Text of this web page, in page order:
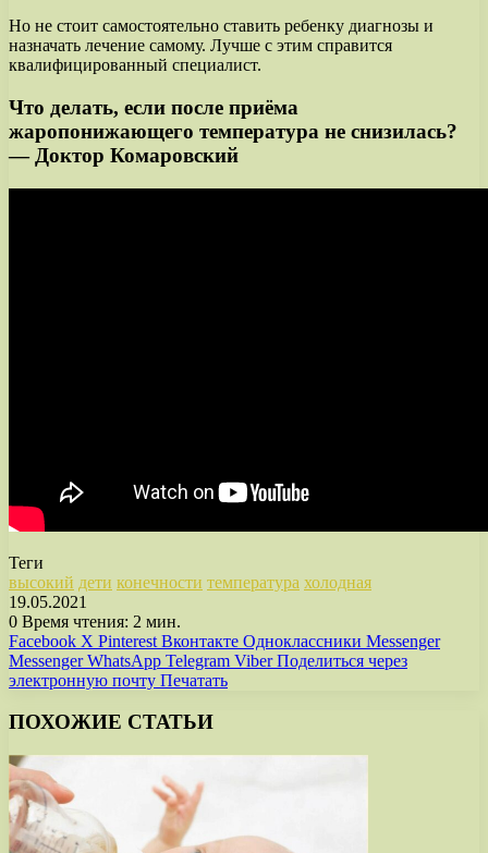
Но не стоит самостоятельно ставить ребенку диагнозы и
назначать лечение самому. Лучше с этим справится
квалифицированный специалист.
Что делать, если после приёма
жаропонижающего температура не снизилась?
— Доктор Комаровский
Теги
высокий дети конечности температура холодная
19.05.2021
0 Время чтения: 2 мин.
Facebook X Pinterest Вконтакте Одноклассники Messenger
Messenger WhatsApp Telegram Viber Поделиться через
электронную почту Печатать
ПОХОЖИЕ СТАТЬИ